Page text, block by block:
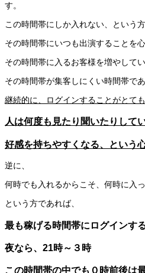
す。
この時間帯にしか入れない、という方
その時間帯にいつも出演することを心
その時間帯に入るお客様を増やしてい
その時間帯が集客しにくい時間帯で
継続的に、ログインすることがとて
人は何度も見たり聞いたりして
好感を持ちやすくなる、という
逆に、
何時でも入れるからこそ、何時に入
という方であれば、
最も稼げる時間帯にログインす
夜なら、21時～３時
この時間帯の中でも０時前後は